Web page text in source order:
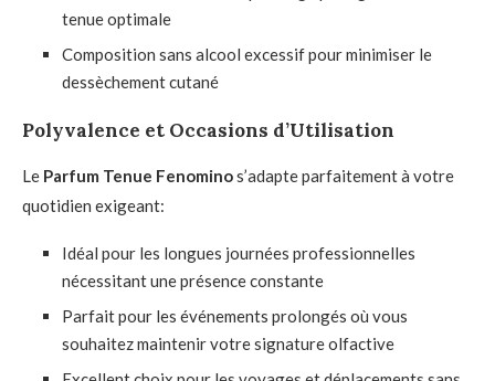
tenue optimale
Composition sans alcool excessif pour minimiser le
dessèchement cutané
Polyvalence et Occasions d’Utilisation
Le Parfum Tenue Fenominos’adapte parfaitement à votre
quotidien exigeant:
Idéal pour les longues journées professionnelles
nécessitant une présence constante
Parfait pour les événements prolongés où vous
souhaitez maintenir votre signature olfactive